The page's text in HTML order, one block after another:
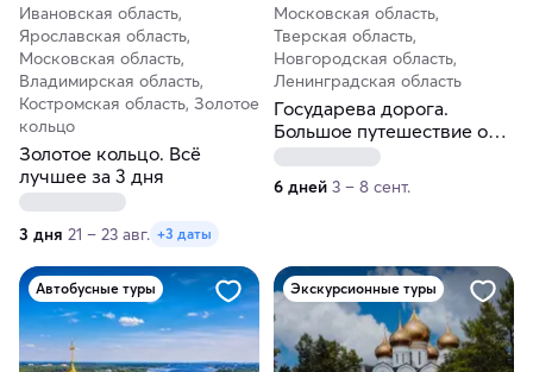
Ивановская область,
Ярославская область,
Московская область,
Владимирская область,
Костромская область, Золотое
кольцо
Золотое кольцо. Всё
лучшее за 3 дня
3 дня 21 – 23 авг. +3 даты
Московская область,
Тверская область,
Новгородская область,
Ленинградская область
Государева дорога.
Большое путешествие от
Московской до
Ленинградской области
6 дней 3 – 8 сент.
Автобусные туры Экскурсионные туры